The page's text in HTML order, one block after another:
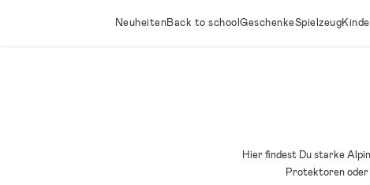
NeuheitenBack to schoolGeschenkeSpielzeug
Hier findest Du starke
Protektoren oder